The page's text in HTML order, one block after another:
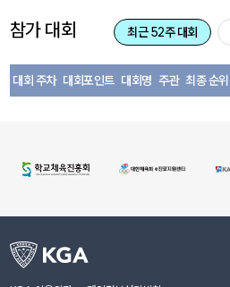
참가 대회 최근 52주 대회
대회 주차 대회포인트 대회명 주관 최종 순위